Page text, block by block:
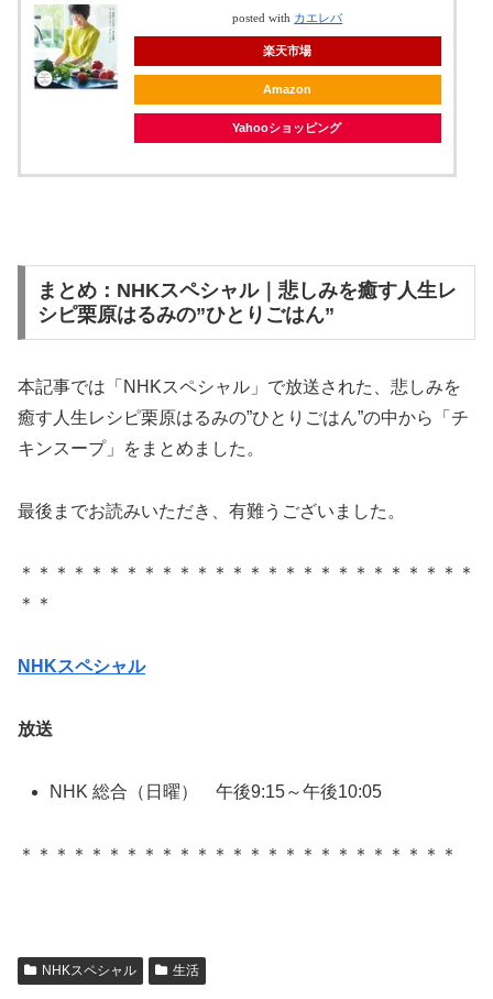
posted with カエレバ
楽天市場
Amazon
Yahooショッピング
まとめ：NHKスペシャル｜悲しみを癒す人生レ
シピ栗原はるみの”ひとりごはん”
本記事では「NHKスペシャル」で放送された、悲しみを
癒す人生レシピ栗原はるみの”ひとりごはん”の中から「チ
キンスープ」をまとめました。
最後までお読みいただき、有難うございました。
＊＊＊＊＊＊＊＊＊＊＊＊＊＊＊＊＊＊＊＊＊＊＊＊＊＊
＊＊
NHKスペシャル
放送
NHK 総合（日曜） 午後9:15～午後10:05
＊＊＊＊＊＊＊＊＊＊＊＊＊＊＊＊＊＊＊＊＊＊＊＊＊
NHKスペシャル 生活